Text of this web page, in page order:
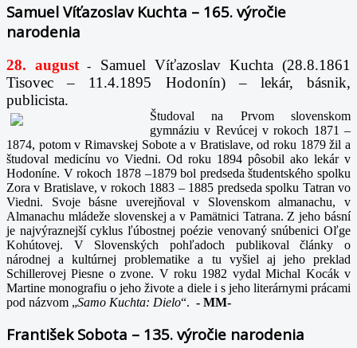
Samuel Víťazoslav Kuchta – 165. výročie
narodenia
28. august -
Samuel Víťazoslav Kuchta (28.8.1861
Tisovec – 11.4.1895 Hodonín) – lekár, básnik,
publicista.
Študoval na Prvom slovenskom
gymnáziu v Revúcej v rokoch 1871 –
1874, potom v Rimavskej Sobote a v Bratislave, od roku 1879 žil a
študoval medicínu vo Viedni. Od roku 1894 pôsobil ako lekár v
Hodoníne. V rokoch 1878 –1879 bol predseda študentského spolku
Zora v Bratislave, v rokoch 1883 – 1885 predseda spolku Tatran vo
Viedni. Svoje básne uverejňoval v Slovenskom almanachu, v
Almanachu mládeže slovenskej a v Pamätnici Tatrana. Z jeho básní
je najvýraznejší cyklus ľúbostnej poézie venovaný snúbenici Oľge
Kohútovej. V Slovenských pohľadoch publikoval články o
národnej a kultúrnej problematike a tu vyšiel aj jeho preklad
Schillerovej Piesne o zvone. V roku 1982 vydal Michal Kocák v
Martine monografiu o jeho živote a diele i s jeho literárnymi prácami
pod názvom „Samo Kuchta: Dielo“. - MM-
František Sobota – 135. výročie narodenia